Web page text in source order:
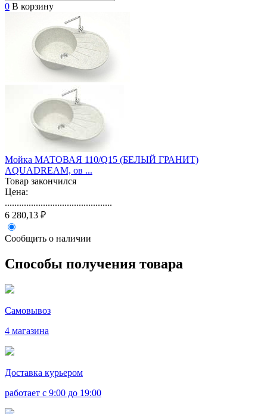
0 В корзину
Мойка МАТОВАЯ 110/Q15 (БЕЛЫЙ ГРАНИТ)
AQUADREAM, ов ...
Товар закончился
Цена:
.............................................
6 280,13 ₽
Сообщить о наличии
Способы получения товара
Самовывоз
4 магазина
Доставка курьером
работает с 9:00 до 19:00